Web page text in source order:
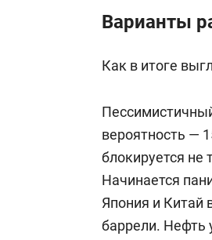
Варианты
Как в итоге
вероятность —
блокируется не
Начинается
Япония и Китай
баррели. Нефть